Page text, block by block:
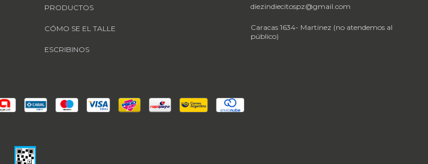
PRODUCTOS
CÓMO SE EL TALLE
ESCRIBINOS
diezindiecitospz@gmail.com
Caracas 1634- Martinez (no atendemos al
público)